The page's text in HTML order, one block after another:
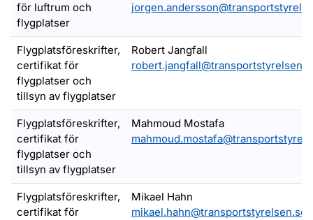
för luftrum och
flygplatser
Flygplatsföreskrifter,
certifikat för
flygplatser och
tillsyn av flygplatser
Robert Jangfall
Flygplatsföreskrifter,
certifikat för
flygplatser och
tillsyn av flygplatser
Mahmoud Mostafa
Flygplatsföreskrifter,
certifikat för
Mikael Hahn
mikael.hahn@transportstyrelsen.se